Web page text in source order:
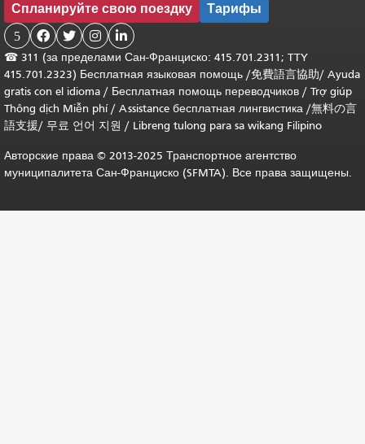
Спланируйте свою поездку Тарифы
5    
☎ 311 (за пределами Сан-Франциско: 415.701.2311; TTY
415.701.2323) Бесплатная языковая помощь /免費語言協助/ Ayuda
gratis con el idioma / Бесплатная помощь переводчиков / Trợ giúp
Thông dịch Miễn phí/ Assistance бесплатная лингвистика /無料の言
語支援/ 무료 언어 지원 / Libreng tulong para sa wikang Filipino
Авторские права © 2013-2025 Транспортное агентство
муниципалитета Сан-Франциско (SFMTA). Все права защищены.